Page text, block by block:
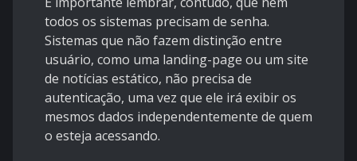
todos os sistemas precisam de senha.
Sistemas que não fazem distinção entre
usuário, como uma landing-page ou um site
de notícias estático, não precisa de
autenticação, uma vez que ele irá exibir os
mesmos dados independentemente de quem
o esteja acessando.